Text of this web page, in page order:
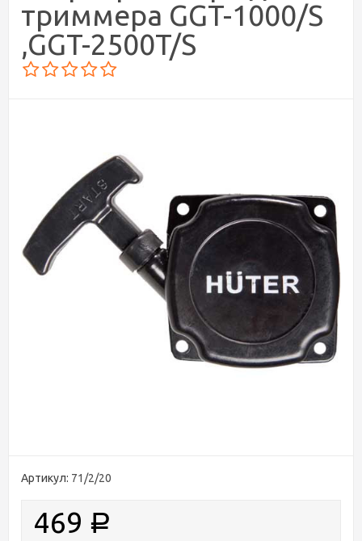
триммера GGT-1000/S
,GGT-2500T/S
Артикул: 71/2/20
469 Р